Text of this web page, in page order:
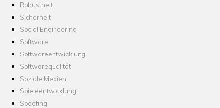
Robustheit
Sicherheit
Social Engineering
Software
Softwareentwicklung
Softwarequalität
Soziale Medien
Spieleentwicklung
Spoofing